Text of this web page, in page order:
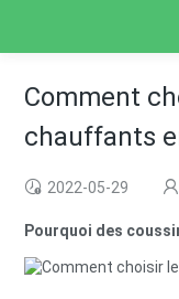
Comment
chauffants
2022-05-29
Pourquoi des